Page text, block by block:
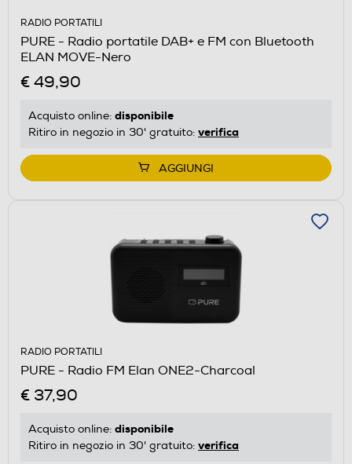
RADIO PORTATILI
PURE - Radio portatile DAB+ e FM con Bluetooth
ELAN MOVE-Nero
€ 49,90
Acquisto online: disponibile
Ritiro in negozio in 30' gratuito: verifica
AGGIUNGI
RADIO PORTATILI
PURE - Radio FM Elan ONE2-Charcoal
€ 37,90
Acquisto online: disponibile
Ritiro in negozio in 30' gratuito: verifica